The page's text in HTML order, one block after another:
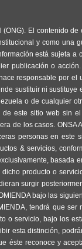
El contenido
y como una
está sujeta a
publicación o
responsable por el
sustituir ni sustituye
o de cualquier
este sitio web sin
de los casos. ONSA
personas en este
& servicios,
basada
producto o
surgir
bajo las
tendrá que ser
o servicio, bajo los
esta distinción,
éste reconoce y